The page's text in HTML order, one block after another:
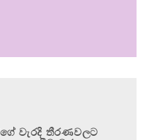
වැරදි තීරණවලට